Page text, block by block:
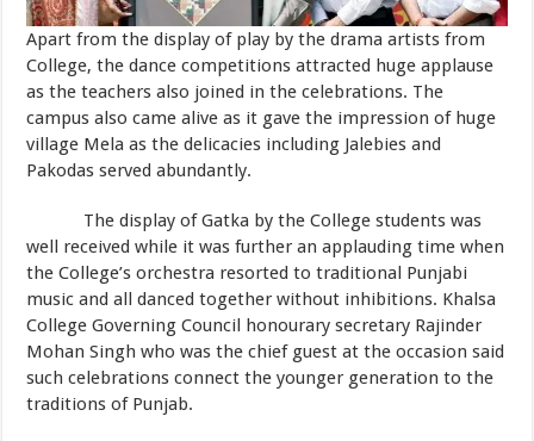
Apart from the display of play by the drama artists from
College, the dance competitions attracted huge applause
as the teachers also joined in the celebrations. The
campus also came alive as it gave the impression of huge
village Mela as the delicacies including Jalebies and
Pakodas served abundantly.
The display of Gatka by the College students was
well received while it was further an applauding time when
the College’s orchestra resorted to traditional Punjabi
music and all danced together without inhibitions. Khalsa
College Governing Council honourary secretary Rajinder
Mohan Singh who was the chief guest at the occasion said
such celebrations connect the younger generation to the
traditions of Punjab.